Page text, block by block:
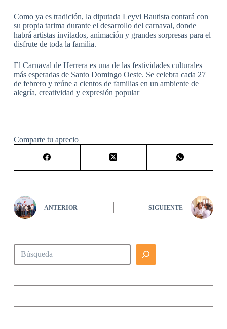
Como ya es tradición, la diputada Leyvi Bautista contará con
su propia tarima durante el desarrollo del carnaval, donde
habrá artistas invitados, animación y grandes sorpresas para el
disfrute de toda la familia.
El Carnaval de Herrera es una de las festividades culturales
más esperadas de Santo Domingo Oeste. Se celebra cada 27
de febrero y reúne a cientos de familias en un ambiente de
alegría, creatividad y expresión popular
Comparte tu aprecio
ANTERIOR SIGUIENTE
Buscar